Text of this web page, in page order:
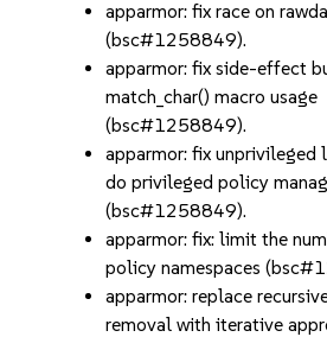
apparmor: fix race on
(bsc#1258849).
apparmor: fix side-effect
match_char() macro usage
(bsc#1258849).
apparmor: fix unprivileged
do privileged policy
(bsc#1258849).
apparmor: fix: limit the
policy namespaces
apparmor: replace
removal with iterative